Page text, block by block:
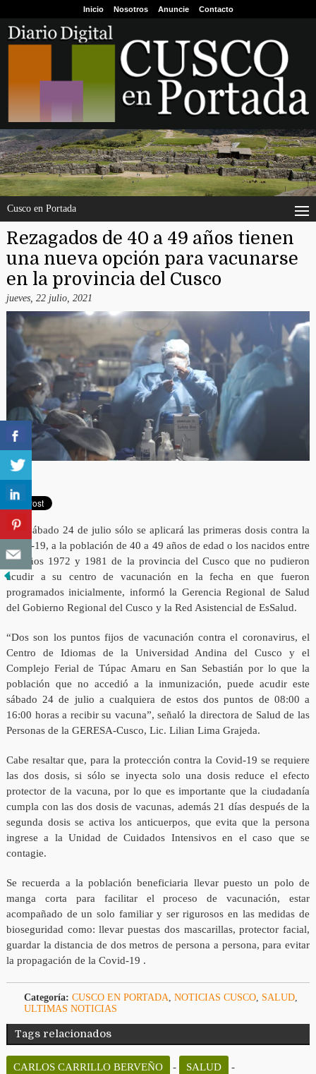
Inicio Nosotros Anuncie Contacto
Cusco en Portada
Rezagados de 40 a 49 años tienen
una nueva opción para vacunarse
en la provincia del Cusco
jueves, 22 julio, 2021
Este sábado 24 de julio sólo se aplicará las primeras dosis contra la
covid-19, a la población de 40 a 49 años de edad o los nacidos entre
los años 1972 y 1981 de la provincia del Cusco que no pudieron
acudir a su centro de vacunación en la fecha en que fueron
programados inicialmente, informó la Gerencia Regional de Salud
del Gobierno Regional del Cusco y la Red Asistencial de EsSalud.
“Dos son los puntos fijos de vacunación contra el coronavirus, el
Centro de Idiomas de la Universidad Andina del Cusco y el
Complejo Ferial de Túpac Amaru en San Sebastián por lo que la
población que no accedió a la inmunización, puede acudir este
sábado 24 de julio a cualquiera de estos dos puntos de 08:00 a
16:00 horas a recibir su vacuna”, señaló la directora de Salud de las
Personas de la GERESA-Cusco, Lic. Lilian Lima Grajeda.
Cabe resaltar que, para la protección contra la Covid-19 se requiere
las dos dosis, si sólo se inyecta solo una dosis reduce el efecto
protector de la vacuna, por lo que es importante que la ciudadanía
cumpla con las dos dosis de vacunas, además 21 días después de la
segunda dosis se activa los anticuerpos, que evita que la persona
ingrese a la Unidad de Cuidados Intensivos en el caso que se
contagie.
Se recuerda a la población beneficiaria llevar puesto un polo de
manga corta para facilitar el proceso de vacunación, estar
acompañado de un solo familiar y ser rigurosos en las medidas de
bioseguridad como: llevar puestas dos mascarillas, protector facial,
guardar la distancia de dos metros de persona a persona, para evitar
la propagación de la Covid-19 .
Categoría: CUSCO EN PORTADA, NOTICIAS CUSCO, SALUD,
ULTIMAS NOTICIAS
Tags relacionados
CARLOS CARRILLO BERVEÑO - SALUD -